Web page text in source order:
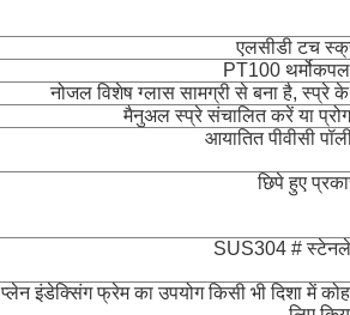
एलसीडी टच
PT100
नोजल विशेष ग्लास सामग्री से बना है,
मैनुअल स्प्रे संचालित करें या
आयातित पीवीसी
छिपे हुए
SUS304 #
प्लेन इंडेक्सिंग फ्रेम का उपयोग किसी भी दिशा में